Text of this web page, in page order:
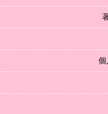
個